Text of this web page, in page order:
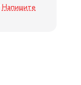
Напишите